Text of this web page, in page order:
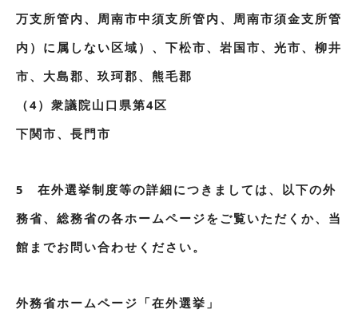
万支所管内、周南市中須支所管内、周南市須金支所管
内）に属しない区域）、下松市、岩国市、光市、柳井
市、大島郡、玖珂郡、熊毛郡
（4）衆議院山口県第4区
下関市、長門市
5 在外選挙制度等の詳細につきましては、以下の外
務省、総務省の各ホームページをご覧いただくか、当
館までお問い合わせください。
外務省ホームページ「在外選挙」